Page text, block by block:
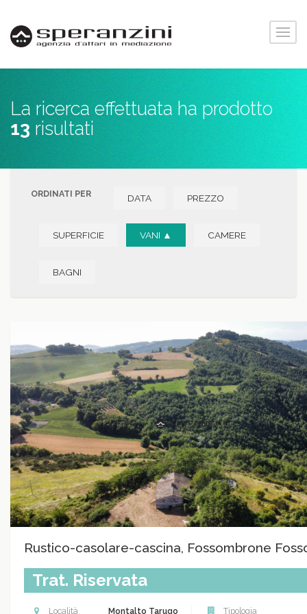
La ricerca effettuata ha prodotto
13 risultati
ORDINATI PER DATA PREZZO
SUPERFICIE VANI ▲ CAMERE
BAGNI
Rustico-casolare-cascina, Fossombrone
Trat. Riservata
Località Montalto Tarugo
Tipologia